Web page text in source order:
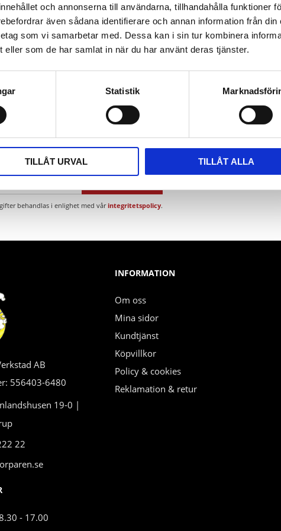
och annonserna till användarna, tillhandahålla funktioner
även sådana identifierare och annan information från din
som vi samarbetar med. Dessa kan i sin tur kombinera
som de har samlat in när du har använt deras tjänster.
Statistik
TILLÅT URVAL TILLÅT ALLA
Nyhetsbrev
PRENUMERERA
behandlas i enlighet med vårintegritetspolicy.
AB
556403-6480
19-0 |
22
- 17.00
INFORMATION
Om oss
Mina sidor
Kundtjänst
Köpvillkor
Policy & cookies
Reklamation & retur